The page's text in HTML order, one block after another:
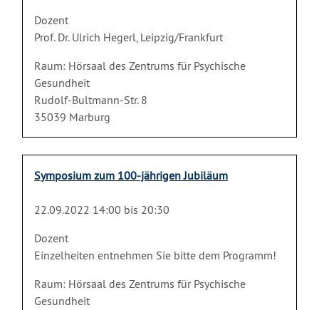
Dozent
Prof. Dr. Ulrich Hegerl, Leipzig/Frankfurt
Raum: Hörsaal des Zentrums für Psychische
Gesundheit
Rudolf-Bultmann-Str. 8
35039 Marburg
Symposium zum 100-jährigen Jubiläum
22.09.2022 14:00 bis 20:30
Dozent
Einzelheiten entnehmen Sie bitte dem Programm!
Raum: Hörsaal des Zentrums für Psychische
Gesundheit